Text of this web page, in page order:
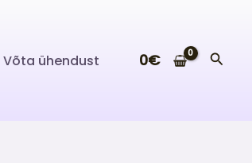
Võta ühendust 0€